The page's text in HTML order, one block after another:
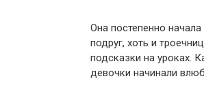
Она постепенно
подруг, хоть и
подсказки на уроках.
девочки начинали